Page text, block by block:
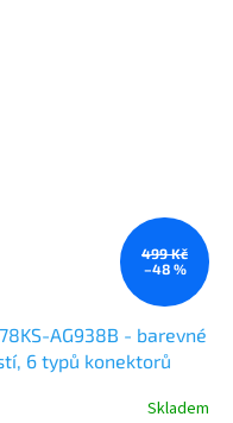
499 Kč
–48 %
AG938B - barevné
6 typů konektorů
Skladem